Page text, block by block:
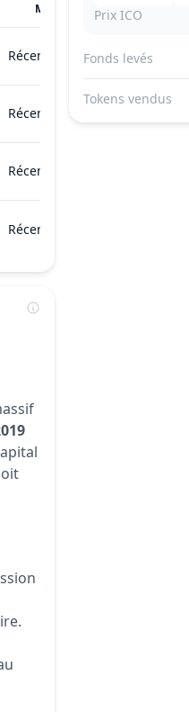
Prix ICO
Fonds levés
Tokens vendus
Mis à jour
Récemment
Récemment
Récemment
Récemment